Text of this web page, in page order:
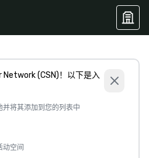
(CSN)！以下是入
将其添加到您的列表中
动空间